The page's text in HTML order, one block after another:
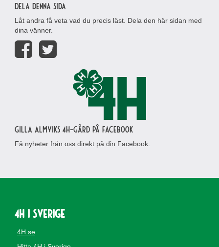
Dela denna sida
Låt andra få veta vad du precis läst. Dela den här sidan med
dina vänner.
Gilla Almviks 4H-gård på Facebook
Få nyheter från oss direkt på din Facebook.
4H i Sverige
4H.se